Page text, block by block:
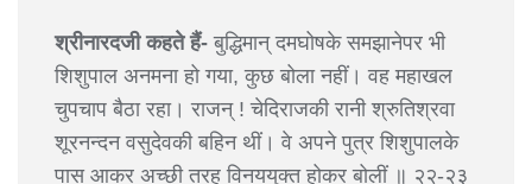
श्रीनारदजी कहते हैं- बुद्धिमान् दमघोषके समझानेपर भी
शिशुपाल अनमना हो गया, कुछ बोला नहीं। वह महाखल
चुपचाप बैठा रहा। राजन् ! चेदिराजकी रानी श्रुतिश्रवा
शूरनन्दन वसुदेवकी बहिन थीं। वे अपने पुत्र शिशुपालके
पास आकर अच्छी तरह विनययुक्त होकर बोलीं ॥ २२-२३